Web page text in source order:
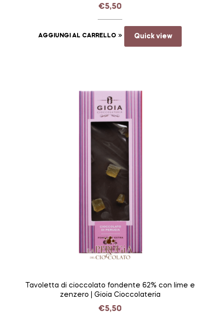
€5,50
AGGIUNGI AL CARRELLO Quick view
Tavoletta di cioccolato fondente 62% con lime e
zenzero | Gioia Cioccolateria
€5,50